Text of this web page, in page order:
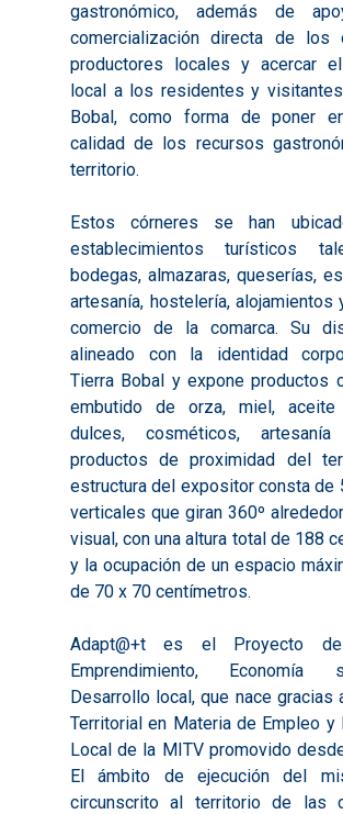
gastronómico, además de
comercialización directa de los
productores locales y acercar
local a los residentes y
Bobal, como forma de poner
calidad de los recursos
territorio.
Estos córneres se han
establecimientos turísticos
bodegas, almazaras, queserías,
artesanía, hostelería, alojamientos
comercio de la comarca. Su
alineado con la identidad
Tierra Bobal y expone productos
embutido de orza, miel,
dulces, cosméticos,
productos de proximidad del
estructura del expositor consta de
verticales que giran 360º
visual, con una altura total de 188
y la ocupación de un espacio
de 70 x 70 centímetros.
Adapt@+t es el Proyecto de
Emprendimiento,
Desarrollo local, que nace gracias
Territorial en Materia de Empleo y
Local de la MITV promovido
El ámbito de ejecución del
circunscrito al territorio de las